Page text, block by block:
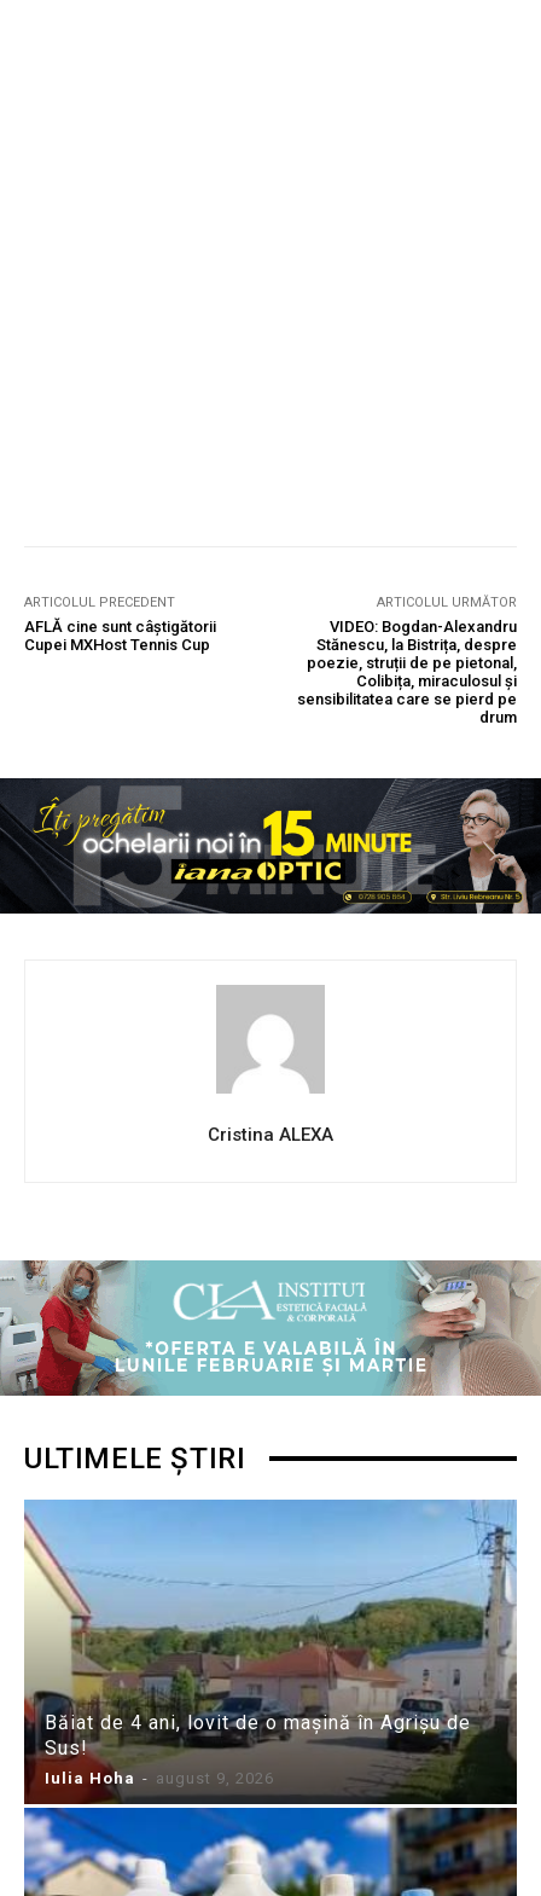
ARTICOLUL PRECEDENT
AFLĂ cine sunt câștigătorii
Cupei MXHost Tennis Cup
ARTICOLUL URMĂTOR
VIDEO: Bogdan-Alexandru
Stănescu, la Bistrița, despre
poezie, struții de pe pietonal,
Colibița, miraculosul și
sensibilitatea care se pierd pe
drum
Cristina ALEXA
ULTIMELE ȘTIRI
Băiat de 4 ani, lovit de o mașină în Agrișu de
Sus!
Iulia Hoha - august 9, 2026